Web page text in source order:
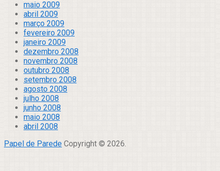
maio 2009
abril 2009
março 2009
fevereiro 2009
janeiro 2009
dezembro 2008
novembro 2008
outubro 2008
setembro 2008
agosto 2008
julho 2008
junho 2008
maio 2008
abril 2008
Papel de Parede Copyright © 2026.